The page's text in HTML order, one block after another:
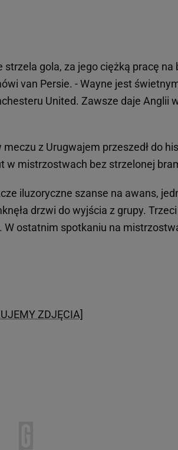
gola, za jego ciężką pracę na
van Persie. - Wayne jest
United. Zawsze daje Anglii
z Urugwajem przeszedł do
w mistrzostwach bez strzelonej
iluzoryczne szanse na awans,
drzwi do wyjścia z grupy.
ostatnim spotkaniu na
ZDJĘCIA]